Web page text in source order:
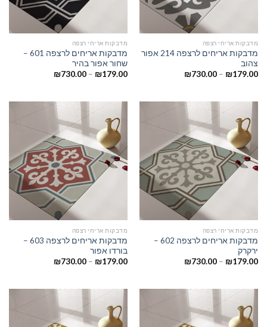
מדבקות אריחי רצפה
מדבקות אריחים לרצפה 214 אפור
צהוב
₪179.00
–
₪730.00
מדבקות אריחי רצפה
מדבקות אריחים לרצפה 601 –
שחור אפור בהיר
₪179.00
–
₪730.00
מדבקות אריחי רצפה
מדבקות אריחים לרצפה 602 –
ירקרק
₪179.00
–
₪730.00
מדבקות אריחי רצפה
מדבקות אריחים לרצפה 603 –
בורדו אפור
₪179.00
–
₪730.00